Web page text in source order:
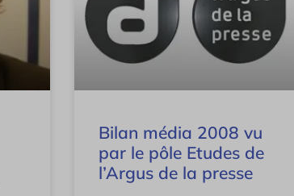
Bilan média 2008 vu
par le pôle Etudes de
l’Argus de la presse